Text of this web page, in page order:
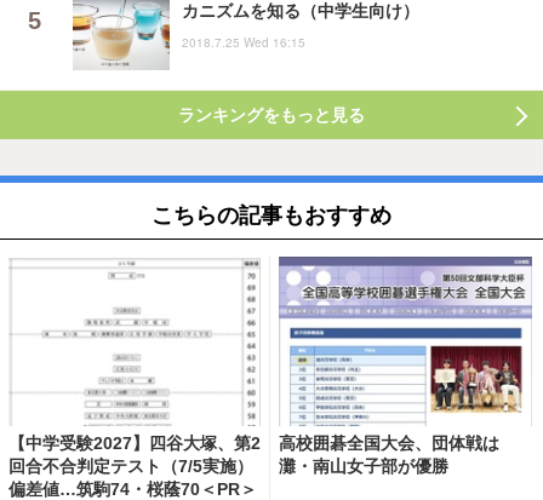
カニズムを知る（中学生向け）
2018.7.25 Wed 16:15
ランキングをもっと見る
こちらの記事もおすすめ
【中学受験2027】四谷大塚、第2
回合不合判定テスト（7/5実施）
偏差値…筑駒74・桜蔭70＜PR＞
高校囲碁全国大会、団体戦は
灘・南山女子部が優勝